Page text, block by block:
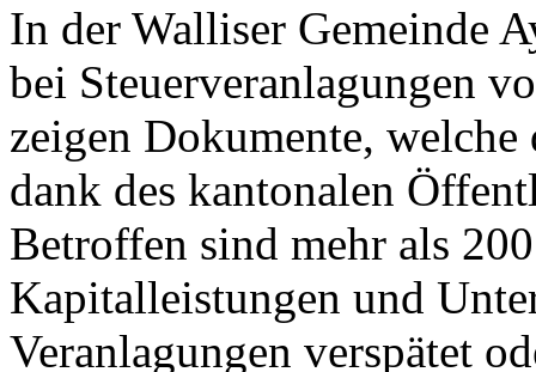
In der Walliser Gemeinde
bei Steuerveranlagungen
zeigen Dokumente,
dank des kantonalen
Betroffen sind mehr als
Kapitalleistungen und
Veranlagungen verspätet